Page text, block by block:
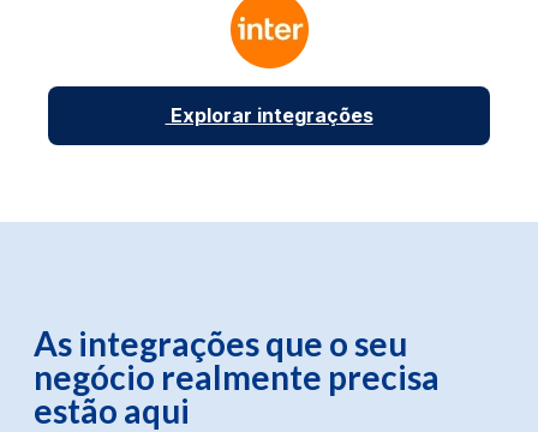
Explorar integrações
As integrações que o seu
negócio realmente precisa
estão aqui